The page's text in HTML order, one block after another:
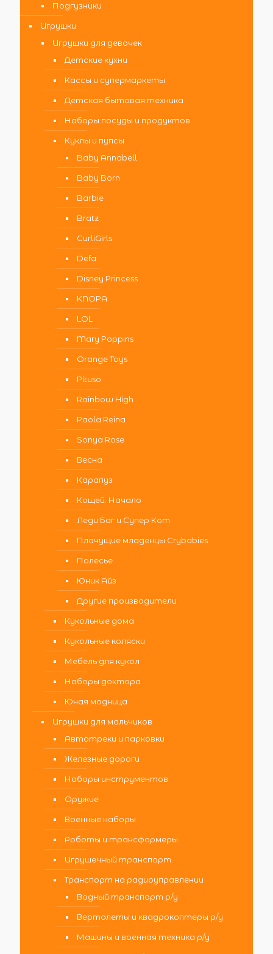
Подгузники
Игрушки
Игрушки для девочек
Детские кухни
Кассы и супермаркеты
Детская бытовая техника
Наборы посуды и продуктов
Куклы и пупсы
Baby Annabell
Baby Born
Barbie
Bratz
CurliGirls
Defa
Disney Princess
KNOPA
LOL
Mary Poppins
Orange Toys
Pituso
Rainbow High
Paola Reina
Sonya Rose
Весна
Карапуз
Кощей. Начало
Леди Баг и Супер Кот
Плачущие младенцы Crybabies
Полесье
Юник Айз
Другие производители
Кукольные дома
Кукольные коляски
Мебель для кукол
Наборы доктора
Юная модница
Игрушки для мальчиков
Автотреки и парковки
Железные дороги
Наборы инструментов
Оружие
Военные наборы
Роботы и трансформеры
Игрушечный транспорт
Транспорт на радиоуправлении
Водный транспорт р/у
Вертолеты и квадрокоптеры р/у
Машины и военная техника р/у